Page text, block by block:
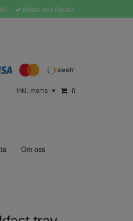
Betala med Faktura
Inkl. moms ▾ 0
Om oss